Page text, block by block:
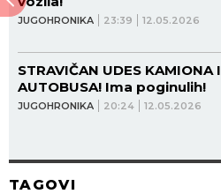
JUGOHRONIKA 23:39 12.05.2026
JUGOHRONIKA 20:24 12.05.2026
STRAVIČAN UDES KAMIONA I
AUTOBUSA! Ima poginulih!
TAGOVI